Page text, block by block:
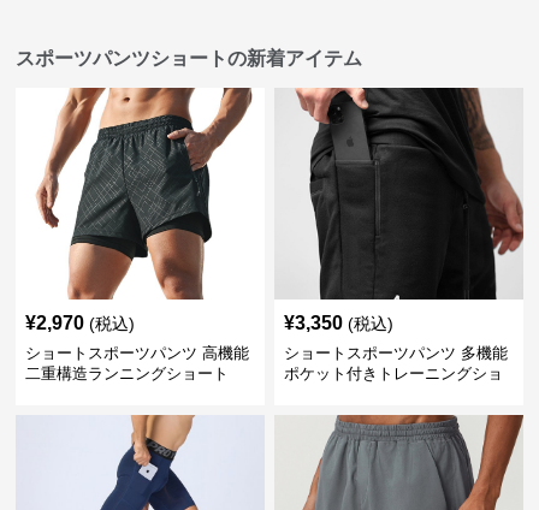
スポーツパンツショートの新着アイテム
¥2,970 (税込)
ショートスポーツパンツ 高機能
二重構造ランニングショート
¥3,350 (税込)
ショートスポーツパンツ 多機能
ポケット付きトレーニングショ